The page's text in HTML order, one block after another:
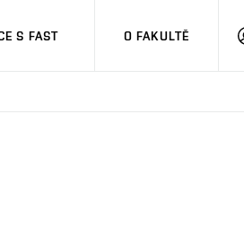
S FAST O FAKULTĚ